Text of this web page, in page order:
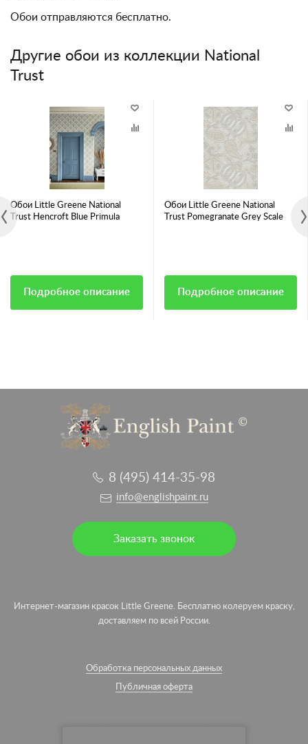
Обои отправляются бесплатно.
Другие обои из коллекции National
Trust
Обои Little Greene National
Trust Hencroft Blue Primula
Подробное описание
Обои Little Greene National
Trust Pomegranate Grey Scale
Подробное описание
8 (495) 414-35-98
info@englishpaint.ru
Заказать звонок
Интернет-магазин красок Little Greene. Бесплатно колеруем краску,
доставляем по всей России.
Обработка персональных данных
Публичная оферта